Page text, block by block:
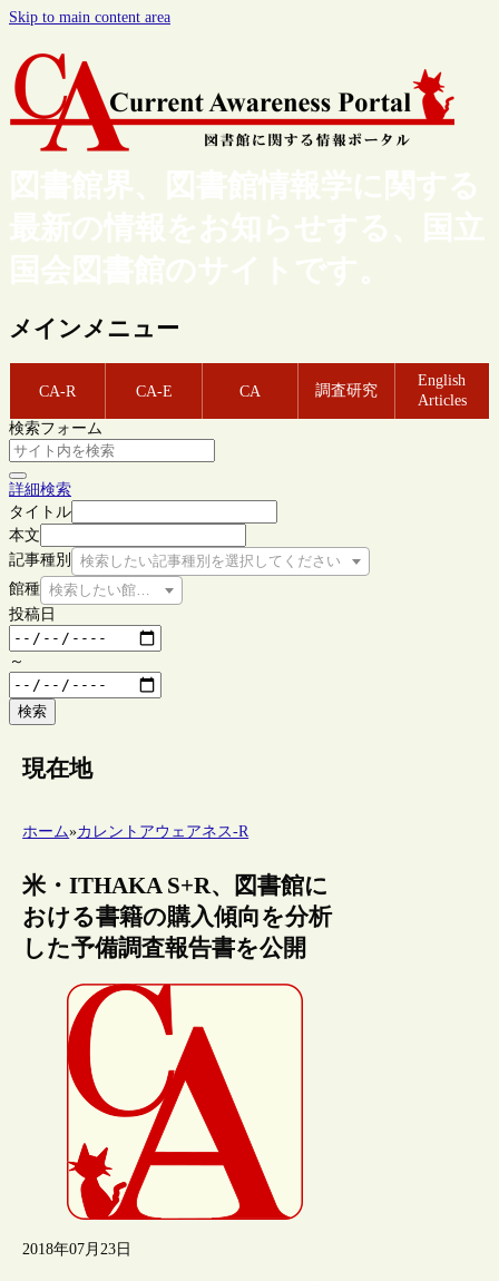
Skip to main content area
図書館界、図書館情報学に関する
最新の情報をお知らせする、国立
国会図書館のサイトです。
メインメニュー
CA-R CA-E CA 調査研究
English
Articles
検索フォーム
詳細検索
タイトル
本文
記事種別
検索したい記事種別を選択してください
館種 検索したい館種を選択してください
投稿日
～
検索
現在地
ホーム»カレントアウェアネス-R
米・ITHAKA S+R、図書館に
おける書籍の購入傾向を分析
した予備調査報告書を公開
2018年07月23日